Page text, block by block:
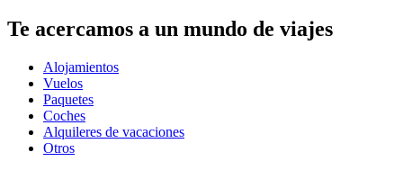
Te acercamos a un mundo de viajes
Alojamientos
Vuelos
Paquetes
Coches
Alquileres de vacaciones
Otros